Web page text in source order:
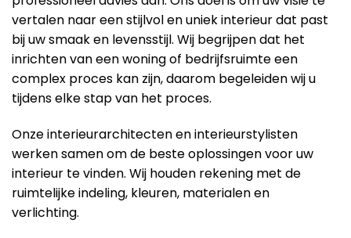
vertalen naar een stijlvol en uniek interieur dat past
bij uw smaak en levensstijl. Wij begrijpen dat het
inrichten van een woning of bedrijfsruimte een
complex proces kan zijn, daarom begeleiden wij u
tijdens elke stap van het proces.
Onze interieurarchitecten en interieurstylisten
werken samen om de beste oplossingen voor uw
interieur te vinden. Wij houden rekening met de
ruimtelijke indeling, kleuren, materialen en
verlichting.